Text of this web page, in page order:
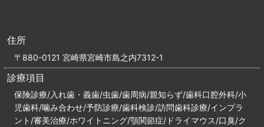
住所
〒880-0121 宮崎県宮崎市島之内7312-1
診療項目
保険診療/入れ歯・義歯/虫歯/歯周病/親知らず/歯科口腔外科/小
児歯科/噛み合わせ/予防診療/歯科検診/訪問歯科診療/インプラ
ント/審美治療/ホワイトニング/顎関節症/ドライマウス/口臭/ク